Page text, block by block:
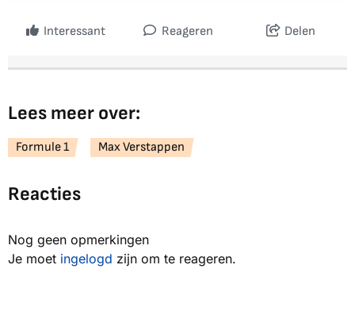
Interessant Reageren Delen
Lees meer over:
Formule 1 Max Verstappen
Reacties
Nog geen opmerkingen
Je moet ingelogd zijn om te reageren.